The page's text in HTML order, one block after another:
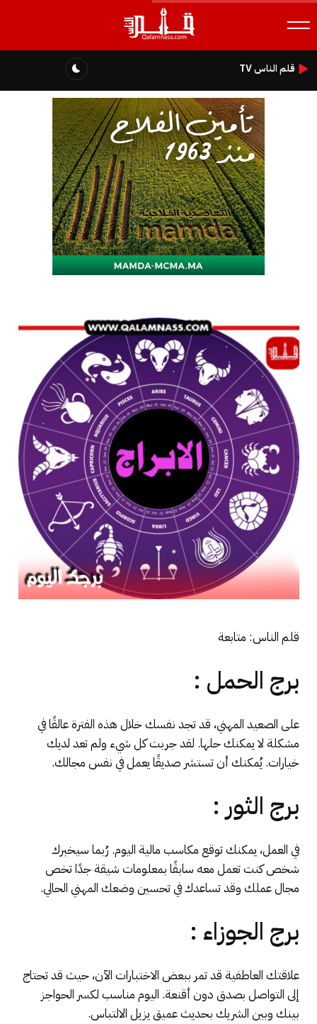
قلم الناس TV
قلم الناس: متابعة
برج الحمل :
على الصعيد المهني، قد تجد نفسك خلال هذه الفترة عالقًا في
مشكلة لا يمكنك حلها. لقد جربت كل شيء ولم تعد لديك
خيارات. يُمكنك أن تستشر صديقًا يعمل في نفس مجالك.
برج الثور :
في العمل، يمكنك توقع مكاسب مالية اليوم. رُبما سيخبرك
شخص كنت تعمل معه سابقًا بمعلومات شيقة جدًا تخص
مجال عملك وقد تساعدك في تحسين وضعك المهني الحالي.
برج الجوزاء :
علاقتك العاطفية قد تمر ببعض الاختبارات الآن، حيث قد تحتاج
إلى التواصل بصدق دون أقنعة. اليوم مناسب لكسر الحواجز
بينك وبين الشريك بحديث عميق يزيل الالتباس.